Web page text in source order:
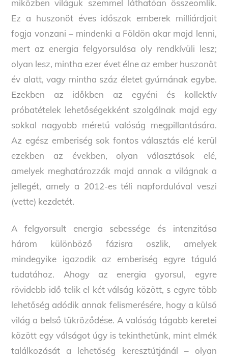
miközben világuk szemmel láthatóan összeomlik.
Ez a huszonöt éves időszak emberek milliárdjait
fogja vonzani – mindenki a Földön akar majd lenni,
mert az energia felgyorsulása oly rendkívüli lesz;
olyan lesz, mintha ezer évet élne az ember huszonöt
év alatt, vagy mintha száz életet gyúrnának egybe.
Ezekben az időkben az egyéni és kollektív
próbatételek lehetőségekként szolgálnak majd egy
sokkal nagyobb méretű valóság megpillantására.
Az egész emberiség sok fontos választás elé kerül
ezekben az években, olyan választások elé,
amelyek meghatározzák majd annak a világnak a
jellegét, amely a 2012-es téli napfordulóval veszi
(vette) kezdetét.
A felgyorsult energia sebessége és intenzitása
három különböző fázisra oszlik, amelyek
mindegyike igazodik az emberiség egyre táguló
tudatához. Ahogy az energia gyorsul, egyre
rövidebb idő telik el két válság között, s egyre több
lehetőség adódik annak felismerésére, hogy a külső
világ a belső tükröződése. A valóság tágabb keretei
között egy válságot úgy is tekinthetünk, mint elmék
találkozását a lehetőség keresztútjánál – olyan